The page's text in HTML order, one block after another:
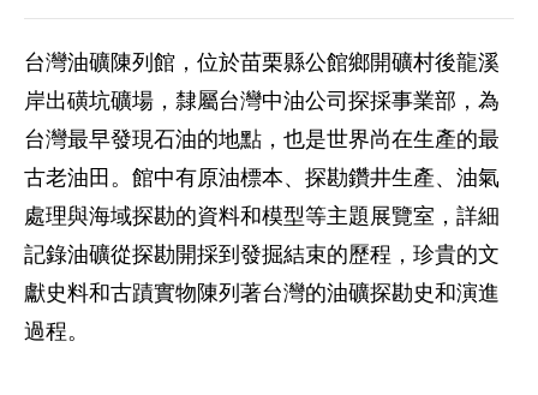
台灣油礦陳列館，位於苗栗縣公館鄉開礦村後龍溪
岸出磺坑礦場，隸屬台灣中油公司探採事業部，為
台灣最早發現石油的地點，也是世界尚在生產的最
古老油田。館中有原油標本、探勘鑽井生產、油氣
處理與海域探勘的資料和模型等主題展覽室，詳細
記錄油礦從探勘開採到發掘結束的歷程，珍貴的文
獻史料和古蹟實物陳列著台灣的油礦探勘史和演進
過程。